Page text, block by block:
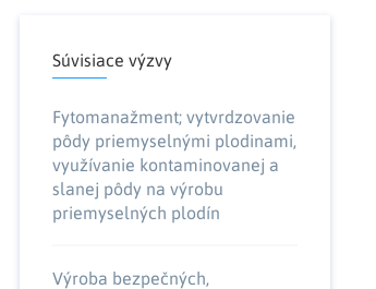
Súvisiace výzvy
Fytomanažment; vytvrdzovanie
pôdy priemyselnými plodinami,
využívanie kontaminovanej a
slanej pôdy na výrobu
priemyselných plodín
Výroba bezpečných,